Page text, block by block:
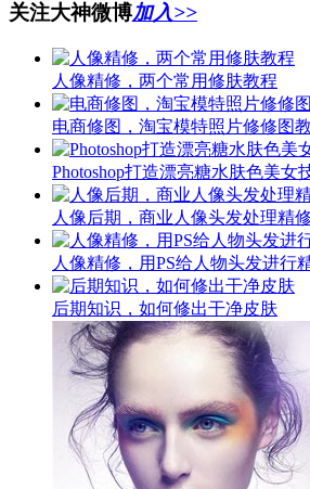
关注大神微博加入>>
人像精修，两个常用修肤教程
电商修图，淘宝模特照片修修图
Photoshop打造漂亮糖水肤色美女
人像后期，商业人像头发处理精
人像精修，用PS给人物头发进行
后期知识，如何修出干净皮肤